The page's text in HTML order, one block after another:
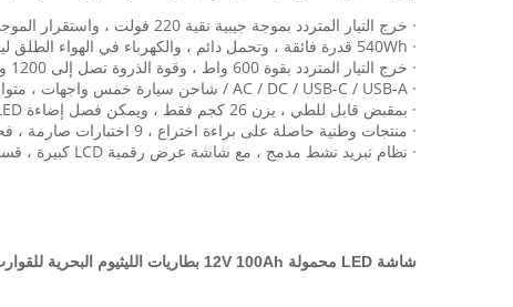
· خرج التيار المتردد بموجة جيبية نقية 220 فولت ، واستقرار الموجي ، وكفاءة ولا ضرر
· 540Wh قدرة فائقة ، وتحمل دائم ، والكهرباء في الهواء الطلق ليست قلقة
· خرج التيار المتردد بقوة 600 واط ، وقوة الذروة تصل إلى 1200 واط ، ودعم الشحن المزدوج DC + USB-C
· AC / DC / USB-C / USB-A / شاحن سيارة خمس واجهات ، متوافق على نطاق واسع للغاية ، ما يصل إلى 9 أجهزة في نفس الوقت
· بمقبض قابل للطي ، يزن 26 كجم فقط ، ويمكن فصل إضاءة LED المغناطيسية ، مما يجعلها أكثر ملاءمة للتخييم والطهي
· منتجات وطنية حاصلة على براءة اختراع ، 9 اختبارات صارمة ، فحوصات جودة ، سلسة ومستمرة ، آمنة ومأمونة
· نظام تبريد نشط مدمج ، مع شاشة عرض رقمية LCD كبيرة ، قسم واضح من لوحة الوظيفة
شاشة LED محمولة 12V 100Ah بطاريات الليثيوم البحرية للقوارب